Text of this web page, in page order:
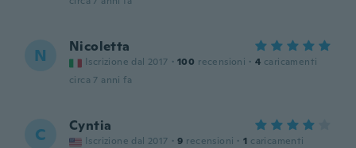
N Nicoletta
Iscrizione dal 2017 · 100 recensioni · 4 caricamenti
circa 7 anni fa
C Cyntia
Iscrizione dal 2017 · 9 recensioni · 1 caricamenti